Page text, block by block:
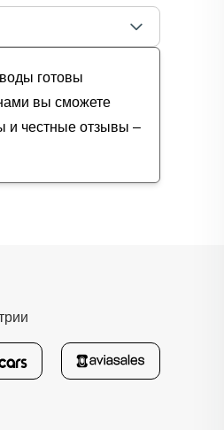
готовы
вы сможете
и честные отзывы –